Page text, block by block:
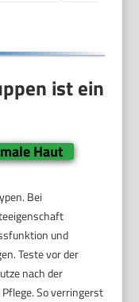
ist ein
Haut
Bei
und
Teste vor der
nach der
So verringerst